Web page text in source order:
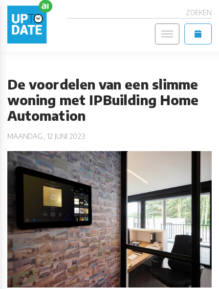
ZOEKEN
De voordelen van een slimme
woning met IPBuilding Home
Automation
MAANDAG, 12 JUNI 2023